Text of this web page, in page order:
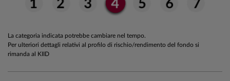
La categoria indicata potrebbe cambiare nel tempo.
Per ulteriori dettagli relativi al profilo di rischio/rendimento del fondo si
rimanda al KIID